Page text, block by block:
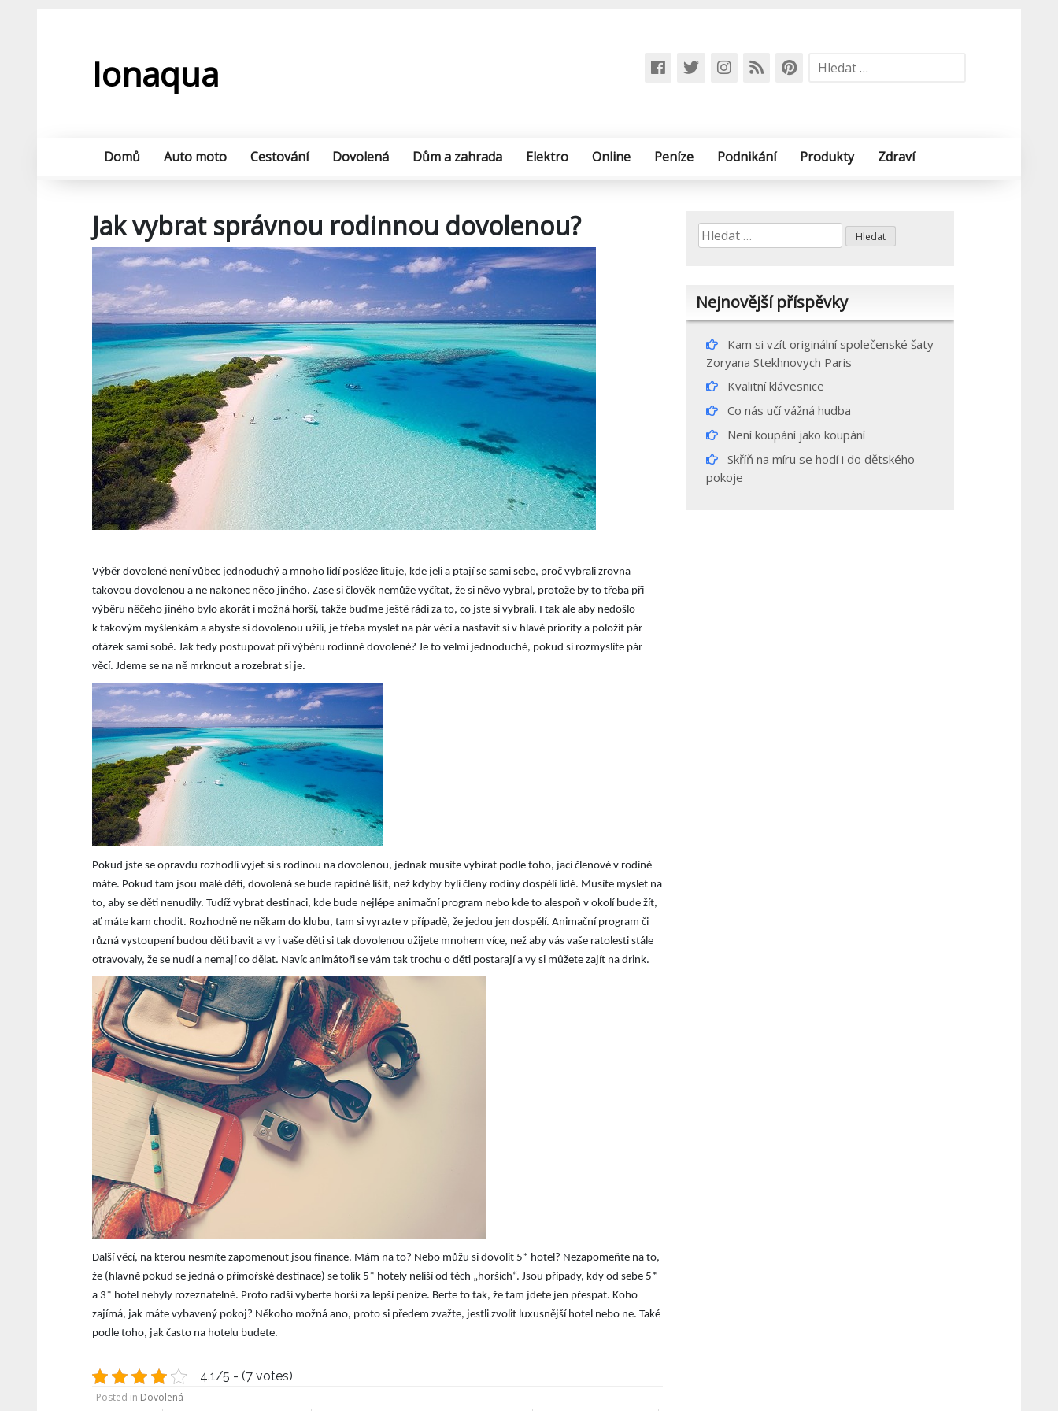
Ionaqua Vyhledávání
Domů Auto moto Cestování Dovolená Dům a zahrada Elektro Online Peníze Podnikání Produkty Zdraví
Jak vybrat správnou rodinnou dovolenou?
Výběr dovolené není vůbec jednoduchý a mnoho lidí posléze lituje, kde jeli a ptají se sami sebe, proč vybrali zrovna
takovou dovolenou a ne nakonec něco jiného. Zase si člověk nemůže vyčítat, že si něvo vybral, protože by to třeba při
výběru něčeho jiného bylo akorát i možná horší, takže buďme ještě rádi za to, co jste si vybrali. I tak ale aby nedošlo
k takovým myšlenkám a abyste si dovolenou užili, je třeba myslet na pár věcí a nastavit si v hlavě priority a položit pár
otázek sami sobě. Jak tedy postupovat při výběru rodinné dovolené? Je to velmi jednoduché, pokud si rozmyslíte pár
věcí. Jdeme se na ně mrknout a rozebrat si je.
Pokud jste se opravdu rozhodli vyjet si s rodinou na dovolenou, jednak musíte vybírat podle toho, jací členové v rodině
máte. Pokud tam jsou malé děti, dovolená se bude rapidně lišit, než kdyby byli členy rodiny dospělí lidé. Musíte myslet na
to, aby se děti nenudily. Tudíž vybrat destinaci, kde bude nejlépe animační program nebo kde to alespoň v okolí bude žít,
ať máte kam chodit. Rozhodně ne někam do klubu, tam si vyrazte v případě, že jedou jen dospělí. Animační program či
různá vystoupení budou děti bavit a vy i vaše děti si tak dovolenou užijete mnohem více, než aby vás vaše ratolesti stále
otravovaly, že se nudí a nemají co dělat. Navíc animátoři se vám tak trochu o děti postarají a vy si můžete zajít na drink.
Další věcí, na kterou nesmíte zapomenout jsou finance. Mám na to? Nebo můžu si dovolit 5* hotel? Nezapomeňte na to,
že (hlavně pokud se jedná o přímořské destinace) se tolik 5* hotely neliší od těch „horších“. Jsou případy, kdy od sebe 5*
a 3* hotel nebyly rozeznatelné. Proto radši vyberte horší za lepší peníze. Berte to tak, že tam jdete jen přespat. Koho
zajímá, jak máte vybavený pokoj? Někoho možná ano, proto si předem zvažte, jestli zvolit luxusnější hotel nebo ne. Také
podle toho, jak často na hotelu budete.
4.1/5 - (7 votes)
Posted in Dovolená
Vyhledávání
Nejnovější příspěvky
Kam si vzít originální společenské šaty
Zoryana Stekhnovych Paris
Kvalitní klávesnice
Co nás učí vážná hudba
Není koupání jako koupání
Skříň na míru se hodí i do dětského
pokoje